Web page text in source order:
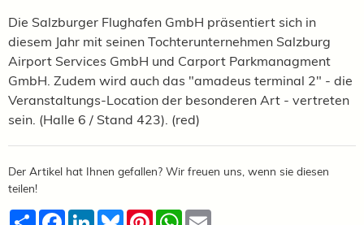
Die Salzburger Flughafen GmbH präsentiert sich in
diesem Jahr mit seinen Tochterunternehmen Salzburg
Airport Services GmbH und Carport Parkmanagment
GmbH. Zudem wird auch das "amadeus terminal 2" - die
Veranstaltungs-Location der besonderen Art - vertreten
sein. (Halle 6 / Stand 423). (red)
Der Artikel hat Ihnen gefallen? Wir freuen uns, wenn sie diesen
teilen!
TeilenFacebook
LinkedInBlueskyPinterestWhatsApp